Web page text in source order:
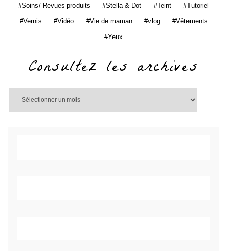
Soins/ Revues produits Stella & Dot Teint Tutoriel
Vernis Vidéo Vie de maman vlog Vêtements
Yeux
Consultez les archives